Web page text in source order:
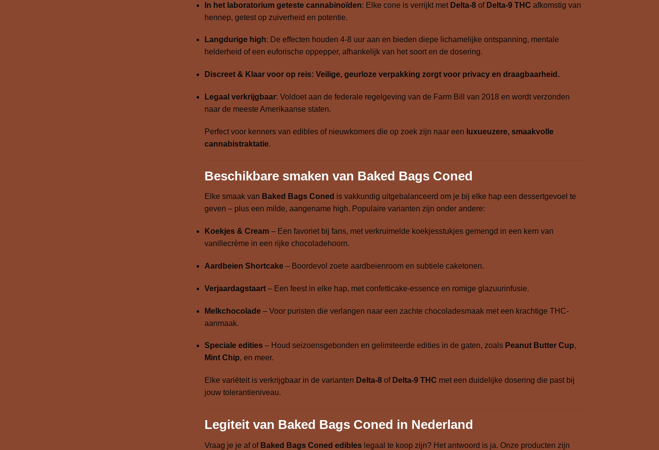
In het laboratorium geteste cannabinoïden: Elke cone is verrijkt met Delta-8 of Delta-9 THC afkomstig van
hennep, getest op zuiverheid en potentie.
Langdurige high: De effecten houden 4-8 uur aan en bieden diepe lichamelijke ontspanning, mentale
helderheid of een euforische oppepper, afhankelijk van het soort en de dosering.
Discreet & Klaar voor op reis: Veilige, geurloze verpakking zorgt voor privacy en draagbaarheid.
Legaal verkrijgbaar: Voldoet aan de federale regelgeving van de Farm Bill van 2018 en wordt verzonden
naar de meeste Amerikaanse staten.
Perfect voor kenners van edibles of nieuwkomers die op zoek zijn naar een luxueuzere, smaakvolle
cannabistraktatie.
Beschikbare smaken van Baked Bags Coned
Elke smaak van Baked Bags Coned is vakkundig uitgebalanceerd om je bij elke hap een dessertgevoel te
geven – plus een milde, aangename high. Populaire varianten zijn onder andere:
Koekjes & Cream – Een favoriet bij fans, met verkruimelde koekjesstukjes gemengd in een kern van
vanillecrème in een rijke chocoladehoorn.
Aardbeien Shortcake – Boordevol zoete aardbeienroom en subtiele caketonen.
Verjaardagstaart – Een feest in elke hap, met confetticake-essence en romige glazuurinfusie.
Melkchocolade – Voor puristen die verlangen naar een zachte chocoladesmaak met een krachtige THC-
aanmaak.
Speciale edities – Houd seizoensgebonden en gelimiteerde edities in de gaten, zoals Peanut Butter Cup,
Mint Chip, en meer.
Elke variëteit is verkrijgbaar in de varianten Delta-8 of Delta-9 THC met een duidelijke dosering die past bij
jouw tolerantieniveau.
Legiteit van Baked Bags Coned in Nederland
Vraag je je af of Baked Bags Coned edibles legaal te koop zijn? Het antwoord is ja. Onze producten zijn